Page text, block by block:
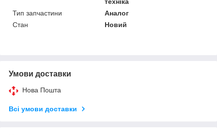
Тип запчастини
Аналог
Стан
Новий
Умови доставки
Нова Пошта
Всі умови доставки